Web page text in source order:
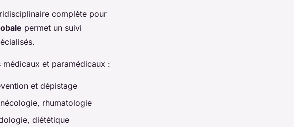
complète pour
permet un suivi
et paramédicaux :
et dépistage
rhumatologie
diététique